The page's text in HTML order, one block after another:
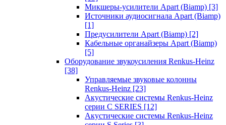
Микшеры-усилители Apart (Biamp) [3]
Источники аудиосигнала Apart (Biamp)
[1]
Предусилители Apart (Biamp) [2]
Кабельные органайзеры Apart (Biamp)
[5]
Оборудование звукоусиления Renkus-Heinz
[38]
Управляемые звуковые колонны
Renkus-Heinz [23]
Акустические системы Renkus-Heinz
серии C SERIES [12]
Акустические системы Renkus-Heinz